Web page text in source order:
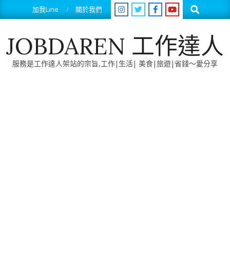
to
加我Line 關於我們 Search
JOBDAREN 工作達人
服務是工作達人架站的宗旨,工作|生活| 美食|旅遊|省錢～愛分享